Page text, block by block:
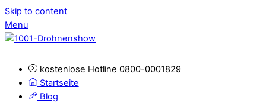
Skip to content
Menu
kostenlose Hotline 0800-0001829
Startseite
Blog